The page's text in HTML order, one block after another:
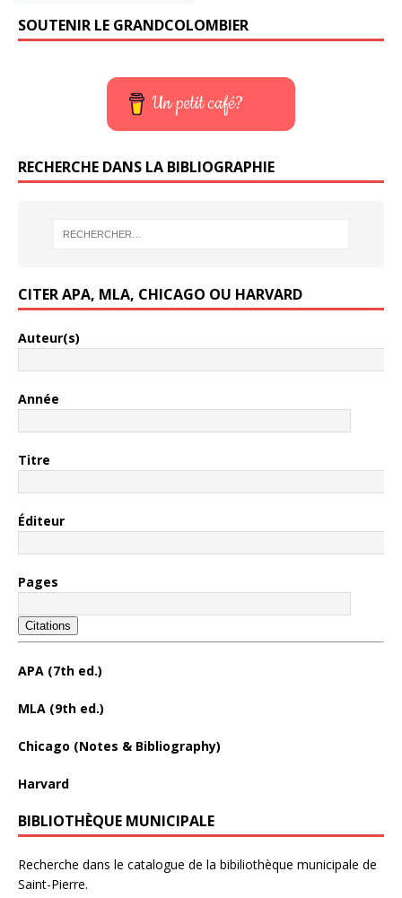
SOUTENIR LE GRANDCOLOMBIER
Un petit café?
RECHERCHE DANS LA BIBLIOGRAPHIE
CITER APA, MLA, CHICAGO OU HARVARD
Auteur(s)
Année
Titre
Éditeur
Pages
Citations
APA (7th ed.)
MLA (9th ed.)
Chicago (Notes & Bibliography)
Harvard
BIBLIOTHÈQUE MUNICIPALE
Recherche dans le catalogue de la bibiliothèque municipale de
Saint-Pierre.